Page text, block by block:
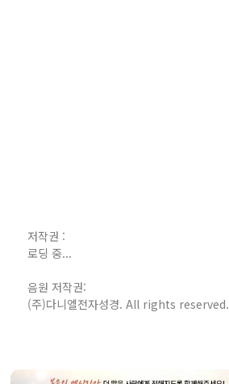
저작권 :
로딩 중...
음원 저작권:
(주)다니엘전자성경. All rights reserved.